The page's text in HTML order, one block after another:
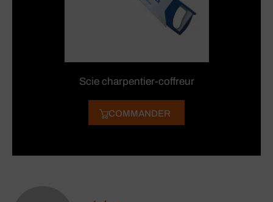
Scie charpentier-coffreur
COMMANDER